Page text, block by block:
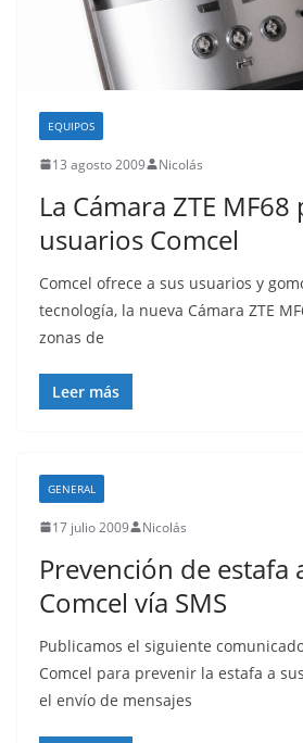
EQUIPOS
13 agosto 2009 Nicolás
La Cámara ZTE MF68
usuarios Comcel
Comcel ofrece a sus usuarios y
tecnología, la nueva Cámara ZTE
zonas de
Leer más
GENERAL
17 julio 2009 Nicolás
Prevención de estafa
Comcel vía SMS
Publicamos el siguiente
Comcel para prevenir la estafa a
el envío de mensajes